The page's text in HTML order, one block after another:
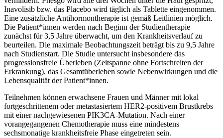
Inavolisib bzw. das Placebo wird täglich als Tablette eingenommen.
Eine zusätzliche Antihormontherapie ist gemäß Leitlinien möglich.
Die Patient*innen werden nach Beginn der Studientherapie
zunächst für 3,5 Jahre überwacht, um den Krankheitsverlauf zu
beurteilen. Die maximale Beobachtungszeit beträgt bis zu 9,5 Jahre
nach Studienstart. Die Studie untersucht insbesondere das
progressionsfreie Überleben (Zeitspanne ohne Fortschreiten der
Erkrankung), das Gesamtüberleben sowie Nebenwirkungen und die
Lebensqualität der Patient*innen.
Teilnehmen können erwachsene Frauen und Männer mit lokal
fortgeschrittenem oder metastasiertem HER2-positivem Brustkrebs
mit einer nachgewiesenen PIK3CA-Mutation. Nach einer
vorangegangenen Chemotherapie muss eine mindestens
sechsmonatige krankheitsfreie Phase eingetreten sein.